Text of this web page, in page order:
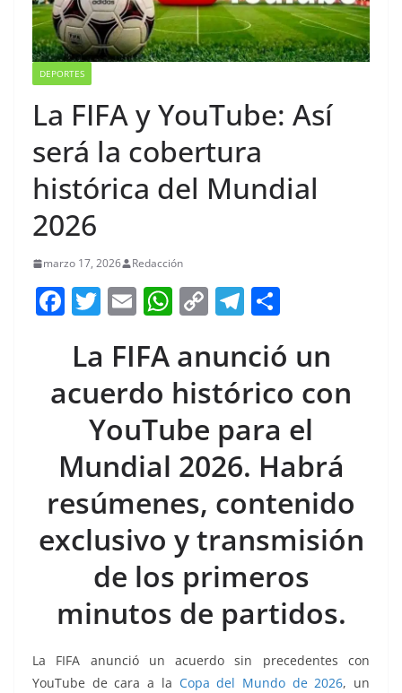
DEPORTES
La FIFA y YouTube: Así
será la cobertura
histórica del Mundial
2026
marzo 17, 2026 Redacción
F
c
e
b
o
k
T
itt
er
E
ai
l
W
at
s
A
p
p
C
p
y
Li
n
k
T
e
gr
a
m
ar
e
La FIFA anunció un
acuerdo histórico con
YouTube para el
Mundial 2026. Habrá
resúmenes, contenido
exclusivo y transmisión
de los primeros
minutos de partidos.
La FIFA anunció un acuerdo sin precedentes con
YouTube de cara a la Copa del Mundo de 2026, un